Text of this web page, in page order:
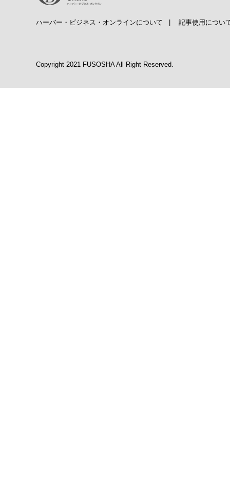
ハーバー・ビジネス・オンラインについて 記事使用につい
Copyright 2021 FUSOSHA All Right Reserved.